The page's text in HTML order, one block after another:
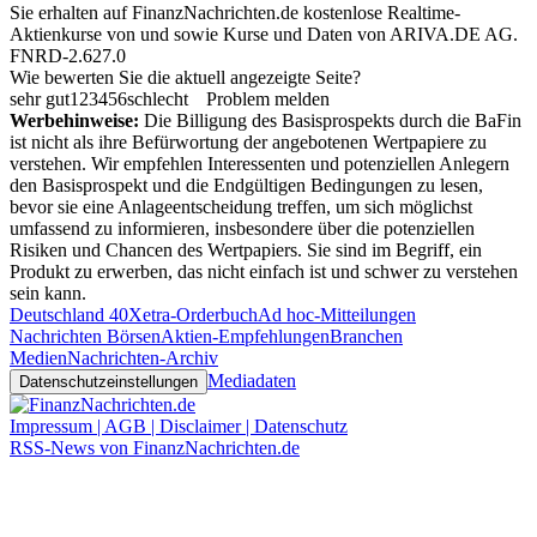
Sie erhalten auf FinanzNachrichten.de kostenlose Realtime-
Aktienkurse von und sowie Kurse und Daten von ARIVA.DE AG.
FNRD-2.627.0
Wie bewerten Sie die aktuell angezeigte Seite?
sehr gut1 23456schlecht
Problem melden
Werbehinweise: Die Billigung des Basisprospekts durch die BaFin
ist nicht als ihre Befürwortung der angebotenen Wertpapiere zu
verstehen. Wir empfehlen Interessenten und potenziellen Anlegern
den Basisprospekt und die Endgültigen Bedingungen zu lesen,
bevor sie eine Anlageentscheidung treffen, um sich möglichst
umfassend zu informieren, insbesondere über die potenziellen
Risiken und Chancen des Wertpapiers. Sie sind im Begriff, ein
Produkt zu erwerben, das nicht einfach ist und schwer zu verstehen
sein kann.
Deutschland 40Xetra-OrderbuchAd hoc-Mitteilungen
Nachrichten BörsenAktien-EmpfehlungenBranchen
MedienNachrichten-Archiv
Datenschutzeinstellungen Mediadaten
Impressum | AGB | Disclaimer | Datenschutz
RSS-News von FinanzNachrichten.de